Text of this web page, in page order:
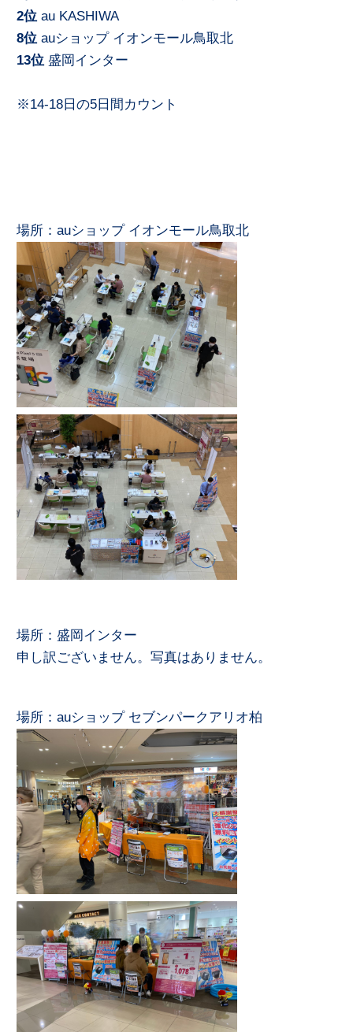
2位au KASHIWA
8位auショップ イオンモール鳥取北
13位盛岡インター
※14-18日の5日間カウント
場所：auショップ イオンモール鳥取北
場所：盛岡インター
申し訳ございません。写真はありません。
場所：auショップ セブンパークアリオ柏